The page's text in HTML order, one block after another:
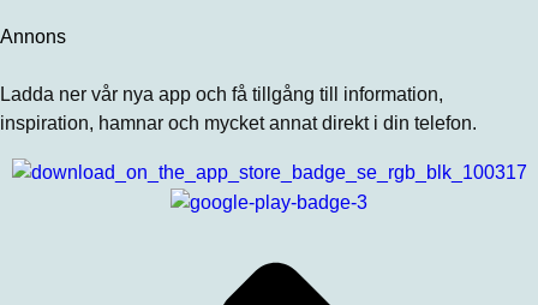
Annons
Ladda ner vår nya app och få tillgång till information,
inspiration, hamnar och mycket annat direkt i din telefon.